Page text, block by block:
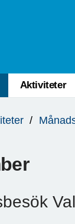
Aktiviteter